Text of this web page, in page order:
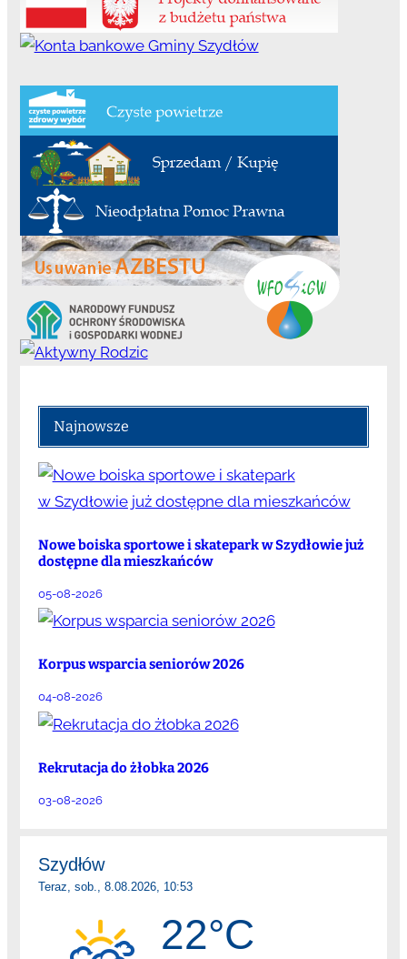
Najnowsze
Nowe boiska sportowe i skatepark w Szydłowie już
dostępne dla mieszkańców
05-08-2026
Korpus wsparcia seniorów 2026
04-08-2026
Rekrutacja do żłobka 2026
03-08-2026